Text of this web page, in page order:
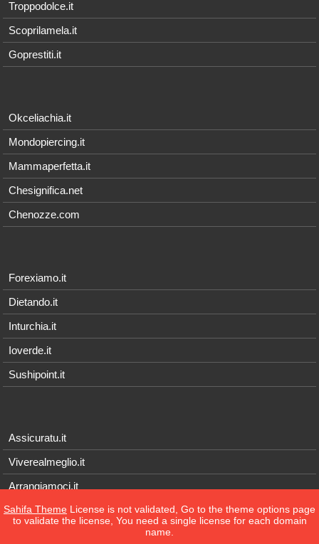
Troppodolce.it
Scoprilamela.it
Goprestiti.it
Okceliachia.it
Mondopiercing.it
Mammaperfetta.it
Chesignifica.net
Chenozze.com
Forexiamo.it
Dietando.it
Inturchia.it
Ioverde.it
Sushipoint.it
Assicuratu.it
Viverealmeglio.it
Arrangiamoci.it
Tecnichef.it
Sahifa Theme License is not validated, Go to the theme options page
to validate the license, You need a single license for each domain
name.